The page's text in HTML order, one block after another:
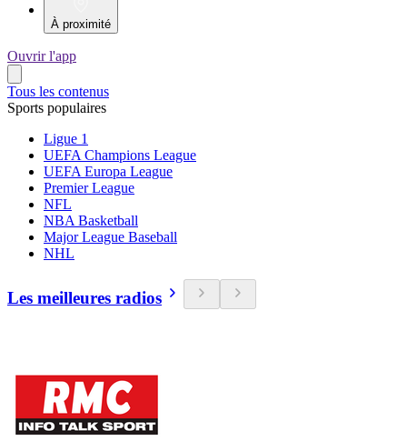
À proximité
Ouvrir l'app
Tous les contenus
Sports populaires
Ligue 1
UEFA Champions League
UEFA Europa League
Premier League
NFL
NBA Basketball
Major League Baseball
NHL
Les meilleures radios